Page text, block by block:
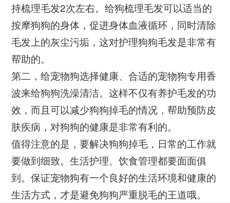
持梳理毛发2次左右。给狗梳理毛发可以适当的
按摩狗狗的身体，促进身体血液循环，同时清除
毛发上的灰尘污垢，这对护理狗狗毛发是非常有
帮助的。
第二，给宠物狗选择健康、合适的宠物狗专用香
波来给狗狗洗澡清洁。这样不仅有养护毛发的功
效，而且可以减少狗狗掉毛的情况，帮助预防皮
肤疾病，对狗狗的健康是非常有利的。
值得注意的是，要解决狗狗掉毛，日常的工作就
要做到细致。生活护理、饮食管理都要面面俱
到。保证宠物狗有一个良好的生活环境和健康的
生活方式，才是避免狗狗严重脱毛的王道哦。